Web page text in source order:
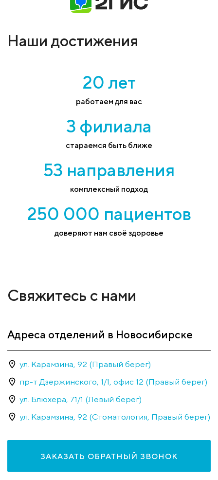
Наши достижения
20 лет
работаем для вас
3 филиала
стараемся быть ближе
53 направления
комплексный подход
250 000 пациентов
доверяют нам своё здоровье
Свяжитесь с нами
Адреса отделений в Новосибирске
ул. Карамзина, 92 (Правый берег)
пр-т Дзержинского, 1/1, офис 12 (Правый берег)
ул. Блюхера, 71/1 (Левый берег)
ул. Карамзина, 92 (Стоматология, Правый берег)
ЗАКАЗАТЬ ОБРАТНЫЙ ЗВОНОК